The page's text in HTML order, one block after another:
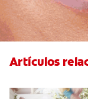
Artículos